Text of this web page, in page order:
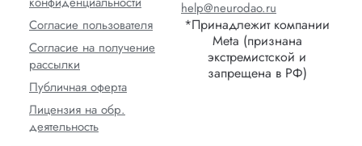
Согласие пользователя
Согласие на получение
рассылки
Публичная оферта
Лицензия на обр.
деятельность
help@neurodao.ru
*Принадлежит компании
Meta (признана
экстремистской и
запрещена в РФ)